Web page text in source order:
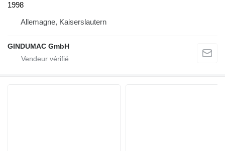
1998
Allemagne, Kaiserslautern
GINDUMAC GmbH